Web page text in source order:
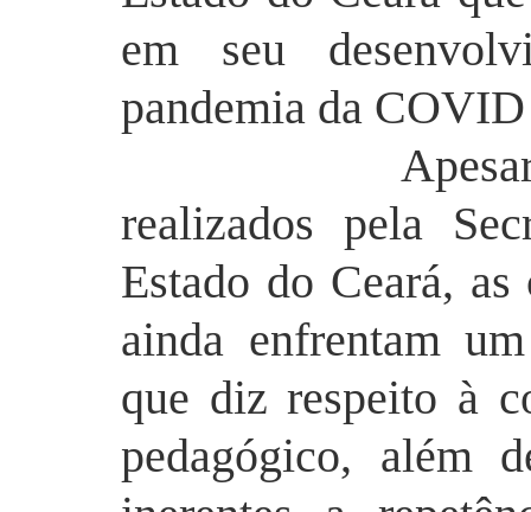
em seu
pandemia da
Apesar dos
realizados pela
Estado do Ceará, as
ainda enfrentam
que diz respeito à
pedagógico, além